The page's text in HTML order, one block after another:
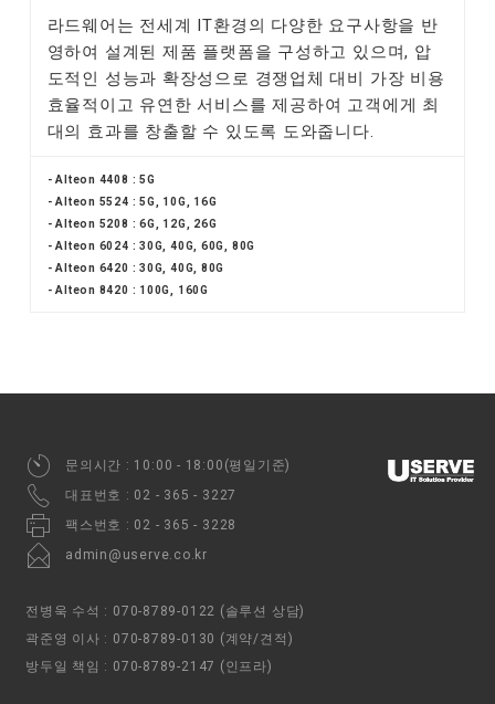
라드웨어는 전세계 IT환경의 다양한 요구사항을 반
영하여 설계된 제품 플랫폼을 구성하고 있으며, 압
도적인 성능과 확장성으로 경쟁업체 대비 가장 비용
효율적이고 유연한 서비스를 제공하여 고객에게 최
대의 효과를 창출할 수 있도록 도와줍니다.
- Alteon 4408 : 5G
- Alteon 5524 : 5G, 10G, 16G
- Alteon 5208 : 6G, 12G, 26G
- Alteon 6024 : 30G, 40G, 60G, 80G
- Alteon 6420 : 30G, 40G, 80G
- Alteon 8420 : 100G, 160G
문의시간 : 10:00 - 18:00(평일기준)
대표번호 : 02 - 365 - 3227
팩스번호 : 02 - 365 - 3228
admin@userve.co.kr
전병욱 수석 : 070-8789-0122 (솔루션 상담)
곽준영 이사 : 070-8789-0130 (계약/견적)
방두일 책임 : 070-8789-2147 (인프라)